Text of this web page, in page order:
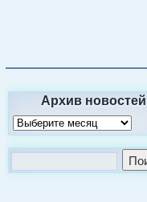
Архив новостей